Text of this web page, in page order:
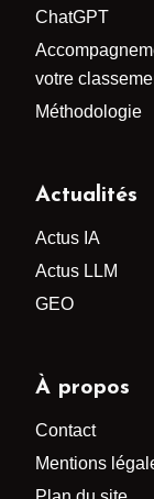
ChatGPT
votre
Méthodologie
Actualités
Actus IA
Actus LLM
GEO
À propos
Contact
Mentions